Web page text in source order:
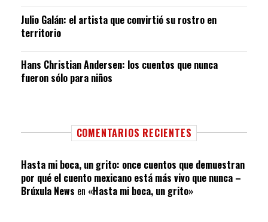
Julio Galán: el artista que convirtió su rostro en
territorio
Hans Christian Andersen: los cuentos que nunca
fueron sólo para niños
COMENTARIOS RECIENTES
Hasta mi boca, un grito: once cuentos que demuestran
por qué el cuento mexicano está más vivo que nunca –
Brúxula News en «Hasta mi boca, un grito»